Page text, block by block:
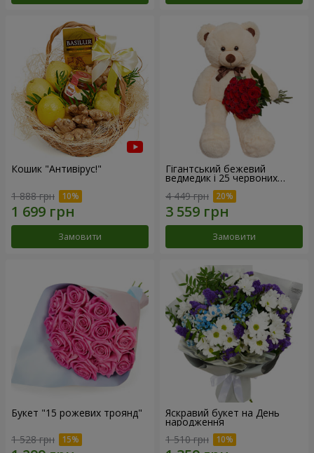
Кошик "Антивірус!"
1 888 грн
Замовити
Гігантський бежевий
ведмедик і 25 червоних
троянд
4 449 грн
Замовити
Букет "15 рожевих троянд"
1 528 грн
Яскравий букет на День
народження
1 510 грн